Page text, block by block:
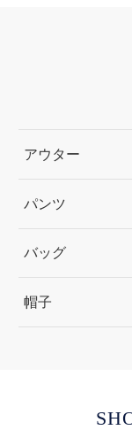
アウター
パンツ
バッグ
帽子